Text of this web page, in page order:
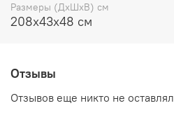
Размеры (ДхШхВ) см
208х43х48 см
Отзывы
Отзывов еще никто не оставлял